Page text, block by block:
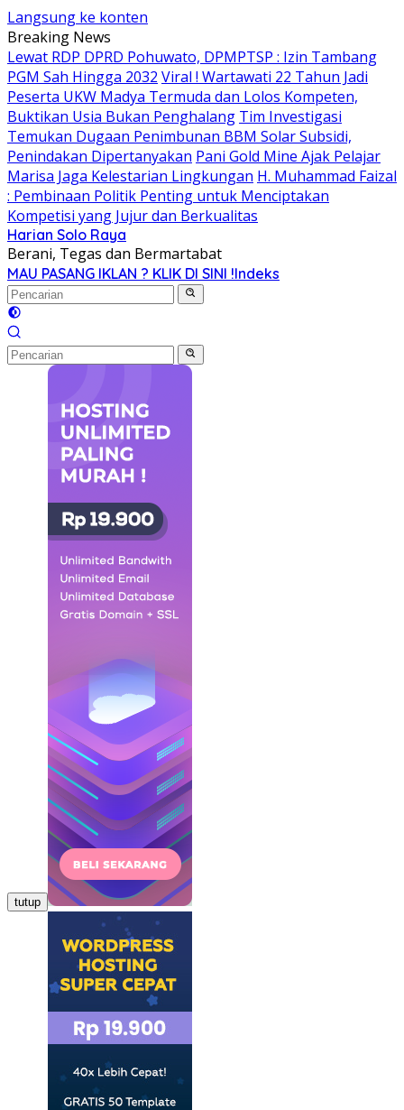
Langsung ke konten
Breaking News
Lewat RDP DPRD Pohuwato, DPMPTSP : Izin Tambang
PGM Sah Hingga 2032 Viral ! Wartawati 22 Tahun Jadi
Peserta UKW Madya Termuda dan Lolos Kompeten,
Buktikan Usia Bukan Penghalang Tim Investigasi
Temukan Dugaan Penimbunan BBM Solar Subsidi,
Penindakan Dipertanyakan Pani Gold Mine Ajak Pelajar
Marisa Jaga Kelestarian Lingkungan H. Muhammad Faizal
: Pembinaan Politik Penting untuk Menciptakan
Kompetisi yang Jujur dan Berkualitas
Harian Solo Raya
Berani, Tegas dan Bermartabat
MAU PASANG IKLAN ? KLIK DI SINI !Indeks
tutup